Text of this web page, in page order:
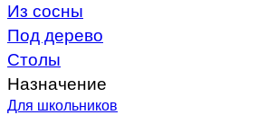
Из сосны
Под дерево
Столы
Назначение
Для школьников